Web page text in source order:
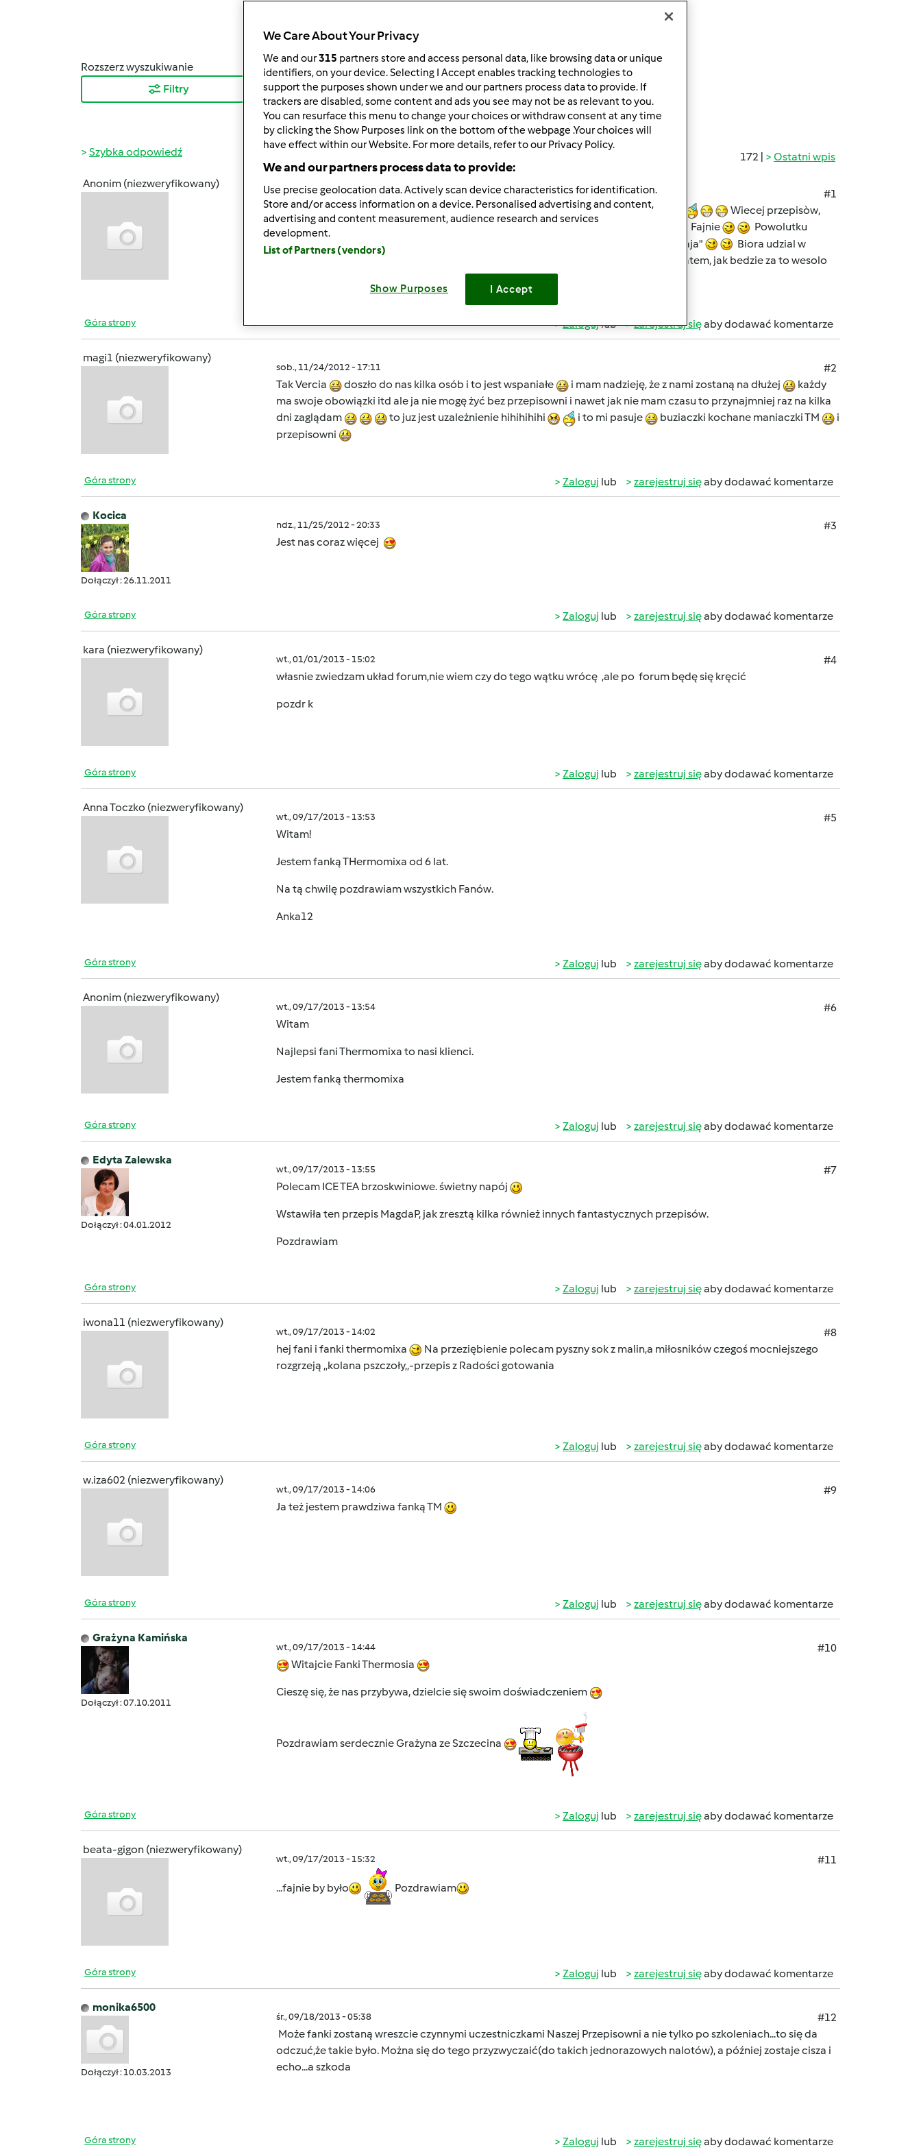
Rozszerz wyszukiwanie
Filtry
Sortuj po:
Najnowsze wyniki
Wyników na stronę:
10
172 | Ostatni wpis
Szybka odpowiedź
Anonim (niezweryfikowany)
sob., 11/24/2012 - 11:16
#1
Fakt, jest nas jeszcze malo "aktywnych", ale o wiele wiecej, niz na poczatku
Wiecej przepisòw,
wiecej pomyslòw, wiecej komentarzy, wiecej osòb sie przedstawia, wita
Fajnie
Powolutku
powstanie z nas super duza "rodzinka"
Coraz czesciej nowi uzytkownicy "zostaja"
Biora udzial w
Teraz, fakt, okres pracowity, brak czasu, ale wyobrazam sobie latem, jak bedzie za to wesolo
Góra strony Zalogujlub zarejestruj sięaby dodawać komentarze
magi1 (niezweryfikowany)
sob., 11/24/2012 - 17:11
#2
Tak Vercia
doszło do nas kilka osób i to jest wspaniałe i mam nadzieję, że z nami zostaną na dłużej
każdy
ma swoje obowiązki itd ale ja nie mogę żyć bez przepisowni i nawet jak nie mam czasu to przynajmniej raz na kilka
dni zaglądam
to juz jest uzależnienie hihihihihi i to mi pasuje buziaczki kochane maniaczki TM
i
przepisowni
Góra strony Zaloguj lub zarejestruj sięaby dodawać komentarze
Kocica
Dołączył : 26.11.2011
ndz., 11/25/2012 - 20:33
#3
Jest nas coraz więcej
Góra strony Zaloguj lub zarejestruj sięaby dodawać komentarze
kara (niezweryfikowany)
wt., 01/01/2013 - 15:02
#4
własnie zwiedzam układ forum,nie wiem czy do tego wątku wrócę ,ale po forum będę się kręcić
pozdr k
Góra strony Zaloguj lub zarejestruj sięaby dodawać komentarze
Anna Toczko (niezweryfikowany)
wt., 09/17/2013 - 13:53
#5
Witam!
Jestem fanką THermomixa od 6 lat.
Na tą chwilę pozdrawiam wszystkich Fanów.
Anka12
Góra strony Zaloguj lub zarejestruj sięaby dodawać komentarze
Anonim (niezweryfikowany)
wt., 09/17/2013 - 13:54
#6
Witam
Najlepsi fani Thermomixa to nasi klienci.
Jestem fanką thermomixa
Góra strony Zaloguj lub zarejestruj sięaby dodawać komentarze
Edyta Zalewska
Dołączył : 04.01.2012
wt., 09/17/2013 - 13:55
#7
Polecam ICE TEA brzoskwiniowe. świetny napój
Wstawiła ten przepis MagdaP, jak zresztą kilka również innych fantastycznych przepisów.
Pozdrawiam
Góra strony Zaloguj lub zarejestruj sięaby dodawać komentarze
iwona11 (niezweryfikowany)
wt., 09/17/2013 - 14:02
#8
hej fani i fanki thermomixa
Na przeziębienie polecam pyszny sok z malin,a miłosników czegoś mocniejszego
rozgrzeją ,,kolana pszczoły,,-przepis z Radości gotowania
Góra strony Zaloguj lub zarejestruj sięaby dodawać komentarze
w.iza602 (niezweryfikowany)
wt., 09/17/2013 - 14:06
#9
Ja też jestem prawdziwa fanką TM
Góra strony Zaloguj lub zarejestruj sięaby dodawać komentarze
Grażyna Kamińska
Dołączył : 07.10.2011
wt., 09/17/2013 - 14:44
#10
Witajcie Fanki Thermosia
Cieszę się, że nas przybywa, dzielcie się swoim doświadczeniem
Pozdrawiam serdecznie Grażyna ze Szczecina
Góra strony Zaloguj lub zarejestruj sięaby dodawać komentarze
beata-gigon (niezweryfikowany)
wt., 09/17/2013 - 15:32 #11
...fajnie by było Pozdrawiam
Góra strony Zaloguj lub zarejestruj sięaby dodawać komentarze
monika6500
Dołączył : 10.03.2013
śr., 09/18/2013 - 05:38
#12
Może fanki zostaną wreszcie czynnymi uczestniczkami Naszej Przepisowni a nie tylko po szkoleniach...to się da
odczuć,że takie było. Można się do tego przyzwyczaić(do takich jednorazowych nalotów), a później zostaje cisza i
echo...a szkoda
Góra strony Zaloguj lub zarejestruj sięaby dodawać komentarze
We Care About Your Privacy
We and our315 partners store and access personal data, like browsing data or unique
identifiers, on your device. Selecting I Accept enables tracking technologies to
support the purposes shown under we and our partners process data to provide. If
trackers are disabled, some content and ads you see may not be as relevant to you.
You can resurface this menu to change your choices or withdraw consent at any time
by clicking the Show Purposes link on the bottom of the webpage .Your choices will
have effect within our Website. For more details, refer to our Privacy Policy.
We and our partners process data to provide:
Use precise geolocation data. Actively scan device characteristics for identification.
Store and/or access information on a device. Personalised advertising and content,
advertising and content measurement, audience research and services
development.
List of Partners (vendors)
Show Purposes I Accept